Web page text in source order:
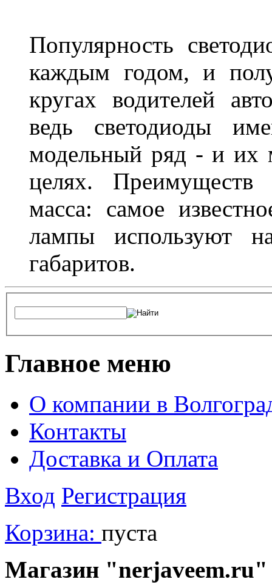
Популярность
каждым годом, и
кругах водителей
ведь светодиоды
модельный ряд - и их
целях.
масса: самое
лампы используют
габаритов.
Главное меню
О компании в
Контакты
Доставка и Оплата
Вход Регистрация
Корзина: пуста
Магазин "nerjaveem.ru"